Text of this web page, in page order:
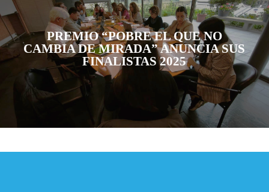
PREMIO “POBRE EL QUE NO
CAMBIA DE MIRADA” ANUNCIA SUS
FINALISTAS 2025